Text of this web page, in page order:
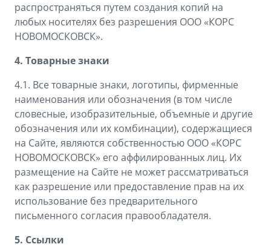
распространяться путем создания копий на
любых носителях без разрешения ООО «КОРС
НОВОМОСКОВСК».
4. Товарные знаки
4.1. Все товарные знаки, логотипы, фирменные
наименования или обозначения (в том числе
словесные, изобразительные, объемные и другие
обозначения или их комбинации), содержащиеся
на Сайте, являются собственностью ООО «КОРС
НОВОМОСКОВСК» его аффилированных лиц. Их
размещение на Сайте не может рассматриваться
как разрешение или предоставление прав на их
использование без предварительного
письменного согласия правообладателя.
5. Ссылки